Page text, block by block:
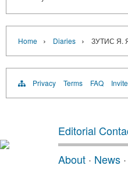
Home › Diaries › ЗУТИС Я.
Privacy Terms FAQ
Editorial
About · News ·